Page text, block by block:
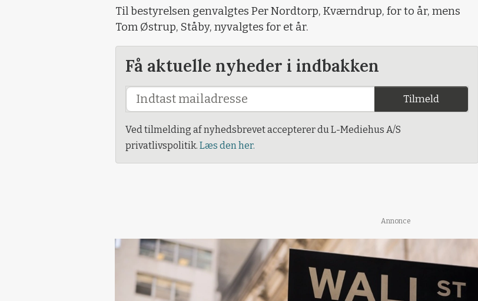
Til bestyrelsen genvalgtes Per Nordtorp, Kværndrup, for to år, mens
Tom Østrup, Ståby, nyvalgtes for et år.
Få aktuelle nyheder i indbakken
Tilmeld
Ved tilmelding af nyhedsbrevet accepterer du L-Mediehus A/S
privatlivspolitik. Læs den her.
Annonce